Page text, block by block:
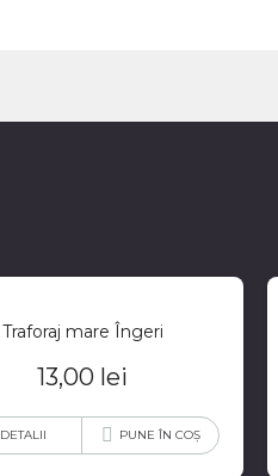
Traforaj mare Îngeri
13,00 lei
DETALII PUNE ÎN COȘ